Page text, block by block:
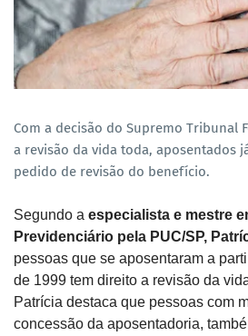
Com a decisão do Supremo Tribunal
a revisão da vida toda, aposentados
pedido de revisão do benefício.
Segundo a especialista e mestre
Previdenciário pela PUC/SP,
pessoas que se aposentaram a
de 1999 tem direito a revisão da
Patrícia destaca que pessoas com
concessão da aposentadoria,